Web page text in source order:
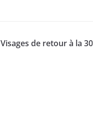
Visages de retour à la